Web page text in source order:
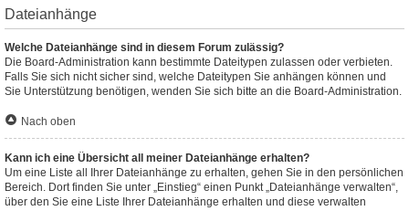
Dateianhänge
Welche Dateianhänge sind in diesem Forum zulässig?
Die Board-Administration kann bestimmte Dateitypen zulassen oder verbieten.
Falls Sie sich nicht sicher sind, welche Dateitypen Sie anhängen können und
Sie Unterstützung benötigen, wenden Sie sich bitte an die Board-Administration.
Nach oben
Kann ich eine Übersicht all meiner Dateianhänge erhalten?
Um eine Liste all Ihrer Dateianhänge zu erhalten, gehen Sie in den persönlichen
Bereich. Dort finden Sie unter „Einstieg“ einen Punkt „Dateianhänge verwalten“,
über den Sie eine Liste Ihrer Dateianhänge erhalten und diese verwalten